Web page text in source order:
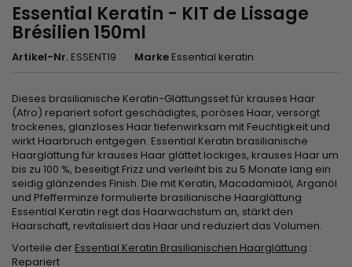
Essential Keratin - KIT de Lissage
Brésilien 150ml
Artikel-Nr. ESSENT19 Marke Essential keratin
Dieses brasilianische Keratin-Glättungsset für krauses Haar
(Afro) repariert sofort geschädigtes, poröses Haar, versorgt
trockenes, glanzloses Haar tiefenwirksam mit Feuchtigkeit und
wirkt Haarbruch entgegen. Essential Keratin brasilianische
Haarglättung für krauses Haar glättet lockiges, krauses Haar um
bis zu 100 %, beseitigt Frizz und verleiht bis zu 5 Monate lang ein
seidig glänzendes Finish. Die mit Keratin, Macadamiaöl, Arganöl
und Pfefferminze formulierte brasilianische Haarglättung
Essential Keratin regt das Haarwachstum an, stärkt den
Haarschaft, revitalisiert das Haar und reduziert das Volumen.
Vorteile der Essential Keratin Brasilianischen Haarglättung :
Repariert